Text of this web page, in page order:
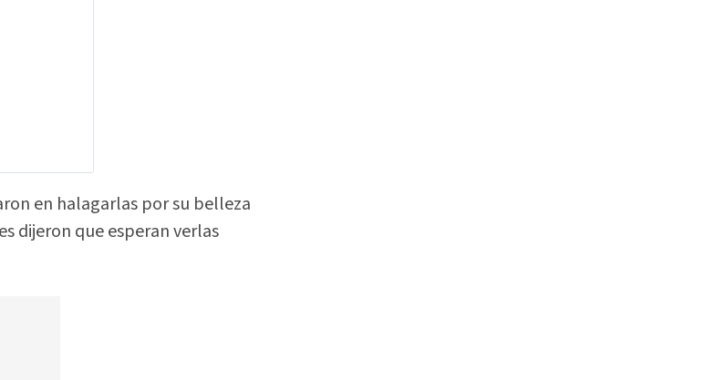
en halagarlas por su belleza
dijeron que esperan verlas